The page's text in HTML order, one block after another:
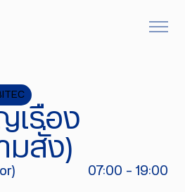
เรือง
มสั่ง)
07:00 - 19:00